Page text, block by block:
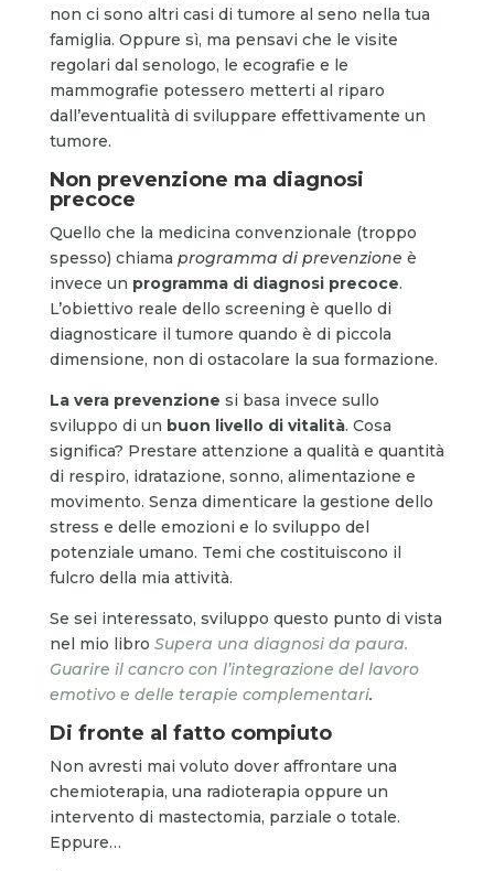
non ci sono altri casi di tumore al seno nella tua
famiglia. Oppure sì, ma pensavi che le visite
regolari dal senologo, le ecografie e le
mammografie potessero metterti al riparo
dall’eventualità di sviluppare effettivamente un
tumore.
Non prevenzione ma diagnosi
precoce
Quello che la medicina convenzionale (troppo
spesso) chiama programma di prevenzione è
invece un programma di diagnosi precoce.
L’obiettivo reale dello screening è quello di
diagnosticare il tumore quando è di piccola
dimensione, non di ostacolare la sua formazione.
La vera prevenzione si basa invece sullo
sviluppo di un buon livello di vitalità. Cosa
significa? Prestare attenzione a qualità e quantità
di respiro, idratazione, sonno, alimentazione e
movimento. Senza dimenticare la gestione dello
stress e delle emozioni e lo sviluppo del
potenziale umano. Temi che costituiscono il
fulcro della mia attività.
Se sei interessato, sviluppo questo punto di vista
nel mio libro Supera una diagnosi da paura.
Guarire il cancro con l’integrazione del lavoro
emotivo e delle terapie complementari.
Di fronte al fatto compiuto
Non avresti mai voluto dover affrontare una
chemioterapia, una radioterapia oppure un
intervento di mastectomia, parziale o totale.
Eppure…